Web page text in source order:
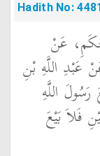
Hadith No:
عَنْ
عَبْدِ اللَّهِ بْنِ
اللَّهِ
فَلاَ بَيْعَ